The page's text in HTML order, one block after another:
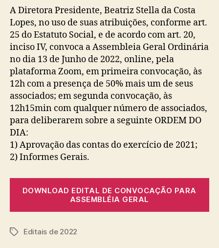
A Diretora Presidente, Beatriz Stella da Costa
Lopes, no uso de suas atribuições, conforme art.
25 do Estatuto Social, e de acordo com art. 20,
inciso IV, convoca a Assembleia Geral Ordinária
no dia 13 de Junho de 2022, online, pela
plataforma Zoom, em primeira convocação, às
12h com a presença de 50% mais um de seus
associados; em segunda convocação, às
12h15min com qualquer número de associados,
para deliberarem sobre a seguinte ORDEM DO
DIA:
1) Aprovação das contas do exercício de 2021;
2) Informes Gerais.
DOWNLOAD EDITAL DE CONVOCAÇÃO PARA
ASSEMBLÉIA GERAL
TagsEditais de 2022